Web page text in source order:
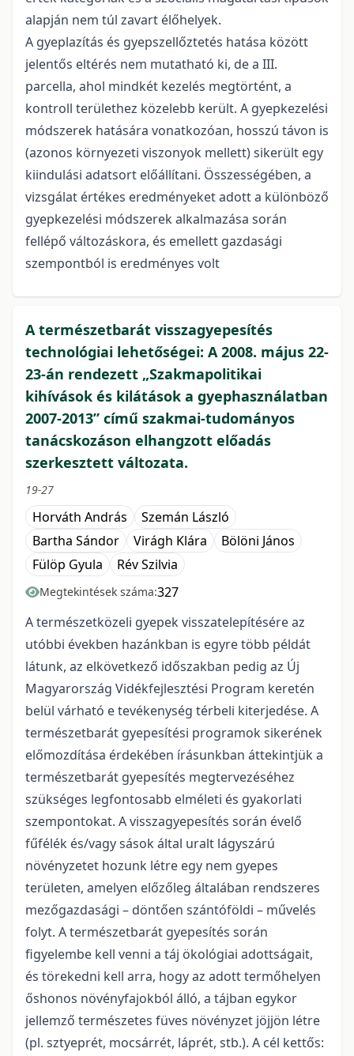
alapján nem túl zavart élőhelyek.
A gyeplazítás és gyepszellőztetés hatása között
jelentős eltérés nem mutatható ki, de a III.
parcella, ahol mindkét kezelés megtörtént, a
kontroll területhez közelebb került. A gyepkezelési
módszerek hatására vonatkozóan, hosszú távon is
(azonos környezeti viszonyok mellett) sikerült egy
kiindulási adatsort előállítani. Összességében, a
vizsgálat értékes eredményeket adott a különböző
gyepkezelési módszerek alkalmazása során
fellépő változáskora, és emellett gazdasági
szempontból is eredményes volt
A természetbarát visszagyepesítés
technológiai lehetőségei: A 2008. május 22-
23-án rendezett „Szakmapolitikai
kihívások és kilátások a gyephasználatban
2007-2013” című szakmai-tudományos
tanácskozáson elhangzott előadás
szerkesztett változata.
19-27
Horváth András
Szemán László
Bartha Sándor
Virágh Klára
Bölöni János
Fülöp Gyula
Rév Szilvia
Megtekintések száma:327
A természetközeli gyepek visszatelepítésére az
utóbbi években hazánkban is egyre több példát
látunk, az elkövetkező időszakban pedig az Új
Magyarország Vidékfejlesztési Program keretén
belül várható e tevékenység térbeli kiterjedése. A
természetbarát gyepesítési programok sikerének
előmozdítása érdekében írásunkban áttekintjük a
természetbarát gyepesítés megtervezéséhez
szükséges legfontosabb elméleti és gyakorlati
szempontokat. A visszagyepesítés során évelő
fűfélék és/vagy sások által uralt lágyszárú
növényzetet hozunk létre egy nem gyepes
területen, amelyen előzőleg általában rendszeres
mezőgazdasági – döntően szántóföldi – művelés
folyt. A természetbarát gyepesítés során
figyelembe kell venni a táj ökológiai adottságait,
és törekedni kell arra, hogy az adott termőhelyen
őshonos növényfajokból álló, a tájban egykor
jellemző természetes füves növényzet jöjjön létre
(pl. sztyeprét, mocsárrét, láprét, stb.). A cél kettős: